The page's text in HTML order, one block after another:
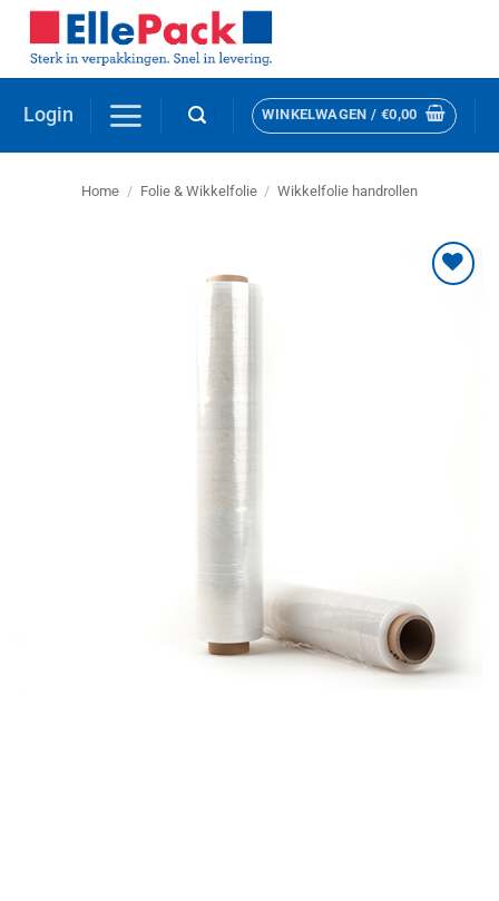
naar
inhoud
Login WINKELWAGEN / €0,00
Home / Folie & Wikkelfolie / Wikkelfolie handrollen